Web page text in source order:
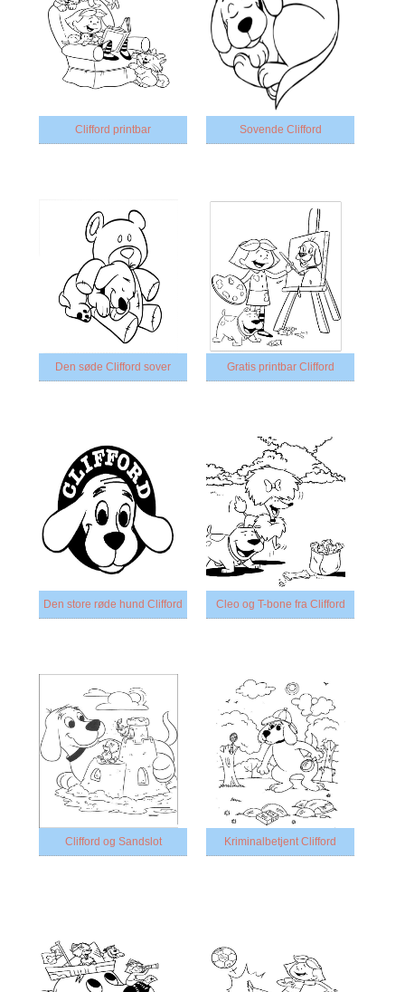
Clifford printbar Sovende Clifford
Den søde Clifford sover Gratis printbar Clifford
Den store røde hund Clifford Cleo og T-bone fra Clifford
Clifford og Sandslot Kriminalbetjent Clifford